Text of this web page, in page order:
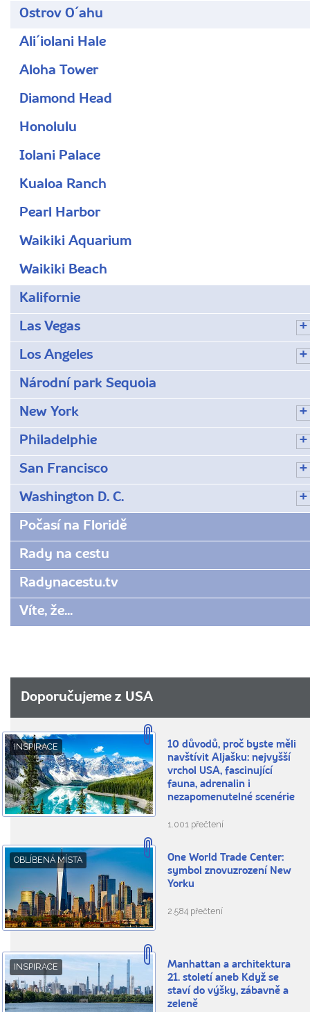
Ostrov O´ahu
Ali´iolani Hale
Aloha Tower
Diamond Head
Honolulu
Iolani Palace
Kualoa Ranch
Pearl Harbor
Waikiki Aquarium
Waikiki Beach
Kalifornie
Las Vegas
Los Angeles
Národní park Sequoia
New York
Philadelphie
San Francisco
Washington D. C.
Počasí na Floridě
Rady na cestu
Radynacestu.tv
Víte, že...
Doporučujeme z USA
INSPIRACE
10 důvodů, proč byste měli
navštívit Aljašku: nejvyšší
vrchol USA, fascinující
fauna, adrenalin i
nezapomenutelné scenérie
1.001 přečtení
OBLÍBENÁ MÍSTA
One World Trade Center:
symbol znovuzrození New
Yorku
2.584 přečtení
INSPIRACE
Manhattan a architektura
21. století aneb Když se
staví do výšky, zábavně a
zeleně